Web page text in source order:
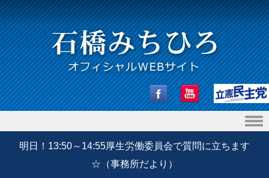
Skip to content
明日！13:50～14:55厚生労働委員会で質問に立ちます
☆（事務所だより）